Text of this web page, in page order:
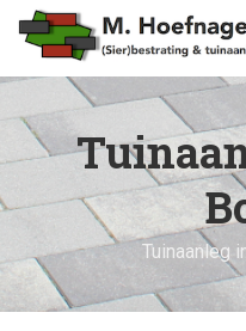
Tuinaanleg